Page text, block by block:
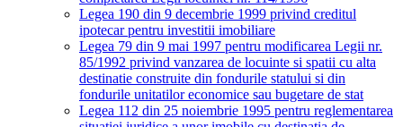
Legea 190 din 9 decembrie 1999 privind creditul
ipotecar pentru investitii imobiliare
Legea 79 din 9 mai 1997 pentru modificarea Legii nr.
85/1992 privind vanzarea de locuinte si spatii cu alta
destinatie construite din fondurile statului si din
fondurile unitatilor economice sau bugetare de stat
Legea 112 din 25 noiembrie 1995 pentru reglementarea